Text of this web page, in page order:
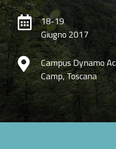

18-19
Giugno 2017

Campus Dynamo
Camp, Toscana